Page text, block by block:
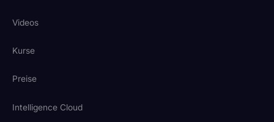
Videos
Kurse
Preise
Intelligence Cloud